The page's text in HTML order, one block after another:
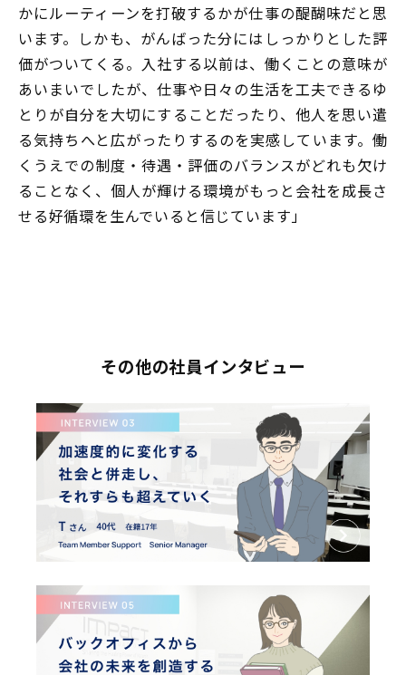
かにルーティーンを打破するかが仕事の醍醐味だと思
います。しかも、がんばった分にはしっかりとした評
価がついてくる。入社する以前は、働くことの意味が
あいまいでしたが、仕事や日々の生活を工夫できるゆ
とりが自分を大切にすることだったり、他人を思い遣
る気持ちへと広がったりするのを実感しています。働
くうえでの制度・待遇・評価のバランスがどれも欠け
ることなく、個人が輝ける環境がもっと会社を成長さ
せる好循環を生んでいると信じています」
その他の社員インタビュー